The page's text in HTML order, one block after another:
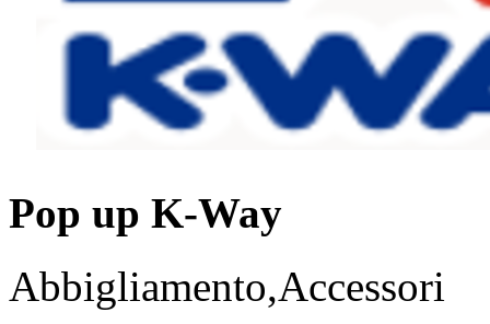
Pop up K-Way
Abbigliamento,Accessori